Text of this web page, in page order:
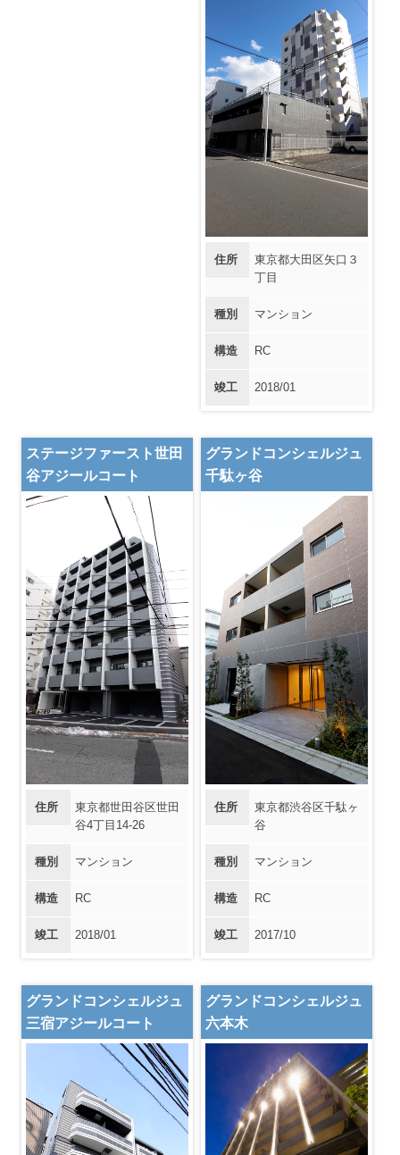
住所
東京都大田区矢口３
丁目
種別 マンション
構造 RC
竣工 2018/01
ステージファースト世田
谷アジールコート
住所
東京都世田谷区世田
谷4丁目14-26
種別 マンション
構造 RC
竣工 2018/01
グランドコンシェルジュ
千駄ヶ谷
住所
東京都渋谷区千駄ヶ
谷
種別 マンション
構造 RC
竣工 2017/10
グランドコンシェルジュ
三宿アジールコート
グランドコンシェルジュ
六本木